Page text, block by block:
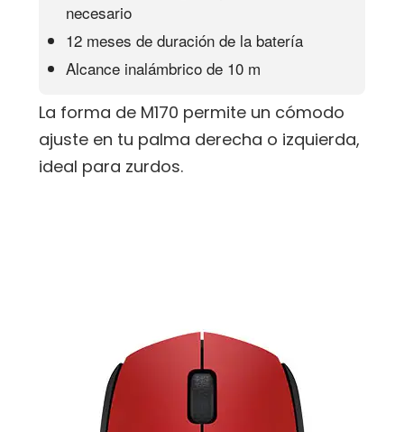
necesario
12 meses de duración de la batería
Alcance inalámbrico de 10 m
La forma de M170 permite un cómodo
ajuste en tu palma derecha o izquierda,
ideal para zurdos.